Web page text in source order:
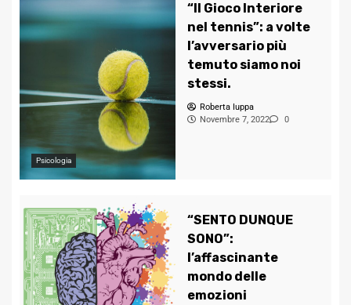
Psicologia
“Il Gioco Interiore
nel tennis”: a volte
l’avversario più
temuto siamo noi
stessi.
Roberta Iuppa
Novembre 7, 2022
0
“SENTO DUNQUE
SONO”:
l’affascinante
mondo delle
emozioni